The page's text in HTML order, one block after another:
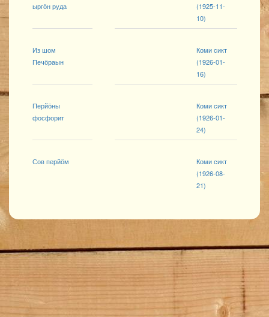
ыргӧн руда
(1925-11-
10)
Из шом
Печӧраын
Коми сикт
(1926-01-
16)
Перйӧны
фосфорит
Коми сикт
(1926-01-
24)
Сов перйӧм
Коми сикт
(1926-08-
21)